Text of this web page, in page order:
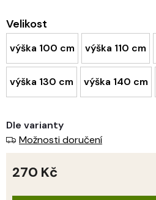
Velikost
výška 100 cm výška 110 cm
výška 130 cm výška 140 cm
Dle varianty
Možnosti doručení
270 Kč